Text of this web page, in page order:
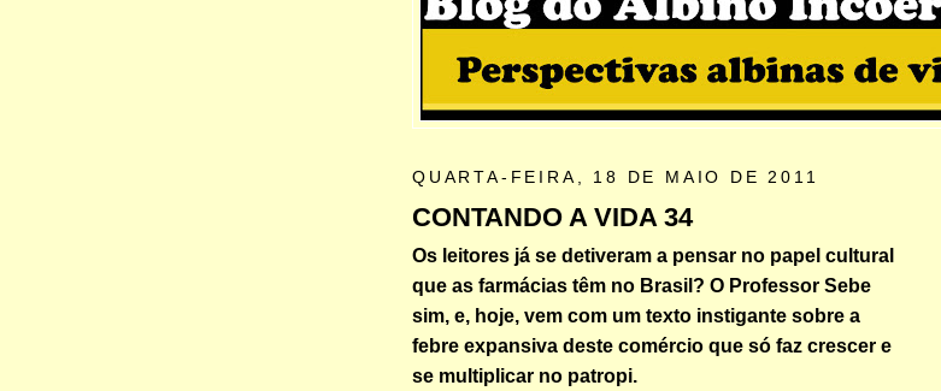
QUARTA-FEIRA, 18 DE MAIO DE 2011
CONTANDO A VIDA 34
Os leitores já se detiveram a pensar no papel cultural
que as farmácias têm no Brasil? O Professor Sebe
sim, e, hoje, vem com um texto instigante sobre a
febre expansiva deste comércio que só faz crescer e
se multiplicar no patropi.